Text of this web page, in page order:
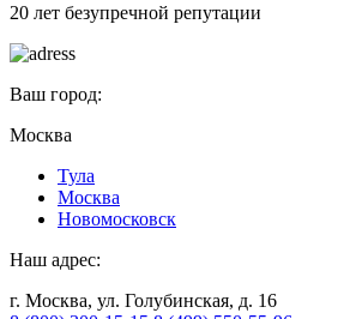
20 лет безупречной репутации
Ваш город:
Москва
Тулa
Москва
Новомосковск
Наш адрес:
г. Москва, ул. Голубинская, д. 16